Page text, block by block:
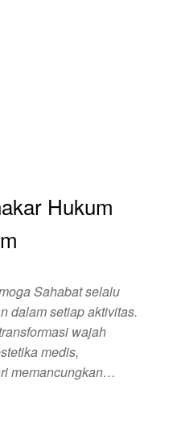
Hukum
Sahabat selalu
dalam setiap aktivitas.
wajah
medis,
memancungkan…